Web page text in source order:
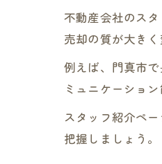
不動産会社のス
売却の質が大きく
例えば、門真市
ミュニケーショ
スタッフ紹介ペ
把握しましょう。